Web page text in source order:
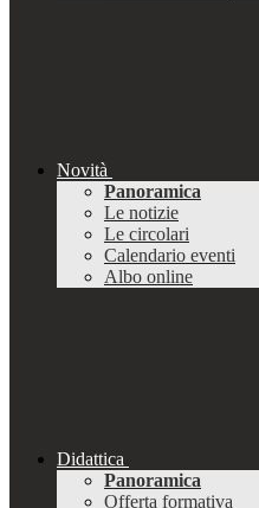
Novità
Panoramica
Le notizie
Le circolari
Calendario eventi
Albo online
Didattica
Panoramica
Offerta formativa